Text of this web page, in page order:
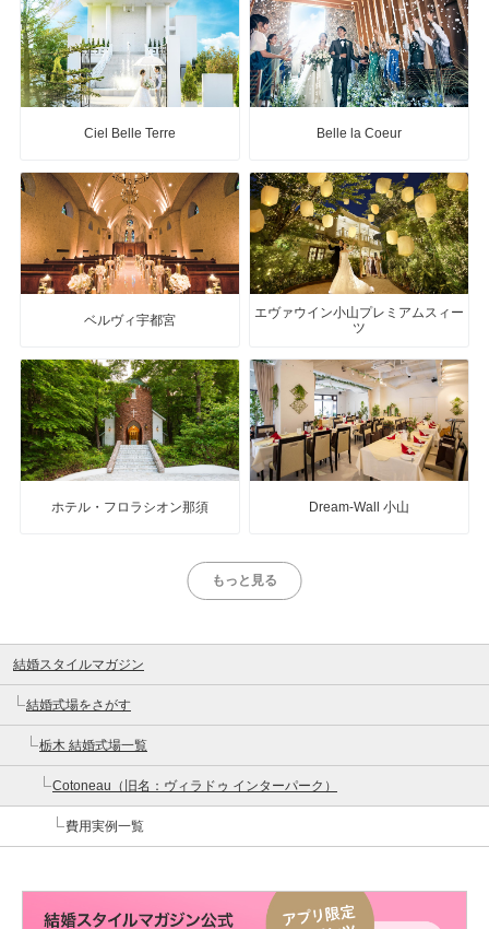
Ciel Belle Terre Belle la Coeur
ベルヴィ宇都宮
エヴァウイン小山プレミアムスィー
ツ
ホテル・フロラシオン那須 Dream-Wall 小山
もっと見る
結婚スタイルマガジン
結婚式場をさがす
栃木 結婚式場一覧
Cotoneau（旧名：ヴィラドゥ インターパーク）
費用実例一覧